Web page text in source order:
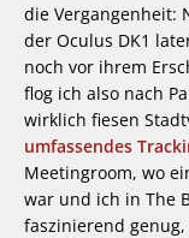
die Vergangenheit:
der Oculus DK1
noch vor ihrem
flog ich also nach
wirklich fiesen
umfassendes
Meetingroom, wo
war und ich in The
faszinierend genug,